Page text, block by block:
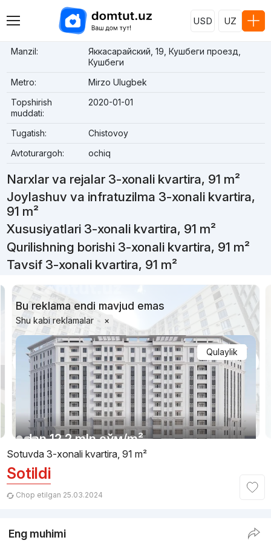
USD UZ
Manzil:
Яккасарайский, 19, Кушбеги проезд,
Кушбеги
Metro:
Mirzo Ulugbek
Topshirish
muddati:
2020-01-01
Tugatish:
Chistovoy
Avtoturargoh:
ochiq
Narxlar va rejalar 3-xonali kvartira, 91 m²
Joylashuv va infratuzilma 3-xonali kvartira,
91 m²
Xususiyatlari 3-xonali kvartira, 91 m²
Qurilishning borishi 3-xonali kvartira, 91 m²
Tavsif 3-xonali kvartira, 91 m²
Bu reklama endi mavjud emas
Shu kabi reklamalar ×
Qulaylik
dan12.2 mln сўм/m²
Topshirildi 2024
TJ «Anor»
1/10
Sotuvda 3-xonali kvartira, 91 m²
Sotildi
Chop etilgan 25.03.2024
Eng muhimi